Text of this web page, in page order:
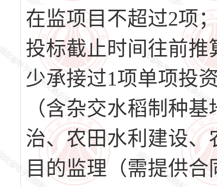
在监项目不超过2项
投标截止时间往前推
少承接过1项单项投
（含杂交水稻制种
治、农田水利建设
目的监理（需提供